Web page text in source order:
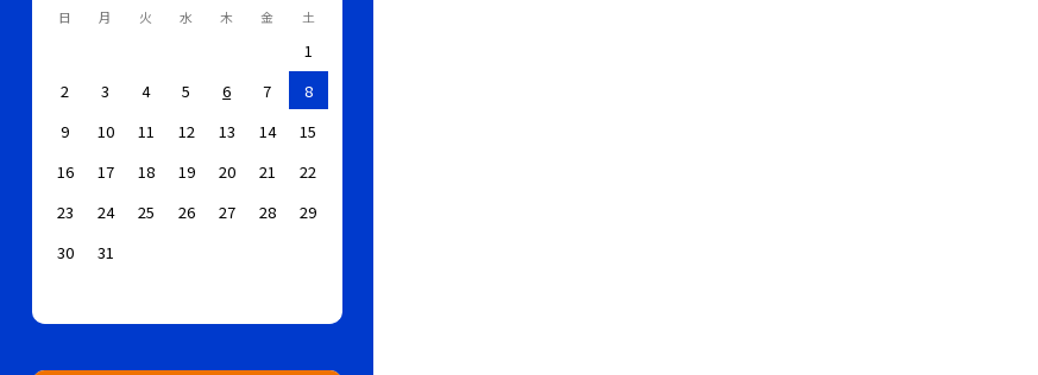
日 月 火 水 木 金 土
1
2
3 4 5 6 7
8
9
10 11 12 13 14
15
16
17 18 19 20 21
22
23
24 25 26 27 28
29
30
31